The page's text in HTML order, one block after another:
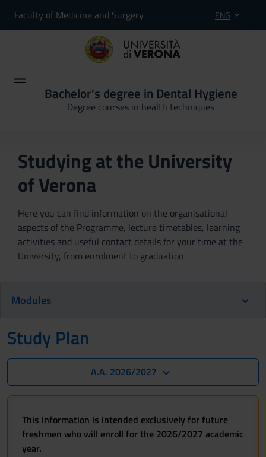
Faculty of Medicine and Surgery ENG
Bachelor's degree in Dental Hygiene
Degree courses in health techniques
Studying at the University
of Verona
Here you can find information on the organisational
aspects of the Programme, lecture timetables, learning
activities and useful contact details for your time at the
University, from enrolment to graduation.
Modules
Study Plan
A.A. 2026/2027
This information is intended exclusively for future
freshmen who will enroll for the 2026/2027 academic
year.